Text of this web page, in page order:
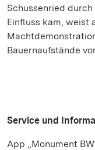
Schussenried
Einfluss kam, weist
Bauernaufstände
Service und
App „Monument